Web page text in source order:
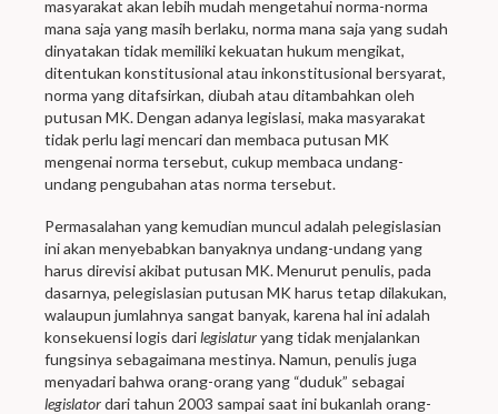
masyarakat akan lebih mudah mengetahui norma-norma
mana saja yang masih berlaku, norma mana saja yang sudah
dinyatakan tidak memiliki kekuatan hukum mengikat,
ditentukan konstitusional atau inkonstitusional bersyarat,
norma yang ditafsirkan, diubah atau ditambahkan oleh
putusan MK. Dengan adanya legislasi, maka masyarakat
tidak perlu lagi mencari dan membaca putusan MK
mengenai norma tersebut, cukup membaca undang-
undang pengubahan atas norma tersebut.
Permasalahan yang kemudian muncul adalah pelegislasian
ini akan menyebabkan banyaknya undang-undang yang
harus direvisi akibat putusan MK. Menurut penulis, pada
dasarnya, pelegislasian putusan MK harus tetap dilakukan,
walaupun jumlahnya sangat banyak, karena hal ini adalah
konsekuensi logis darilegislaturyang tidak menjalankan
fungsinya sebagaimana mestinya. Namun, penulis juga
menyadari bahwa orang-orang yang “duduk” sebagai
legislatordari tahun 2003 sampai saat ini bukanlah orang-